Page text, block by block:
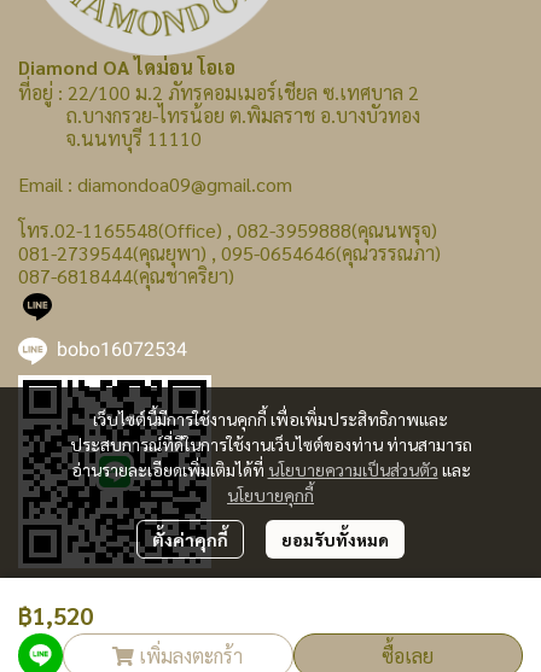
฿1,520
เพิ่มลงตะกร้า ซื้อเลย
เว็บไซต์นี้มีการใช้งานคุกกี้ เพื่อเพิ่มประสิทธิภาพและ
ประสบการณ์ที่ดีในการใช้งานเว็บไซต์ของท่าน ท่านสามารถ
อ่านรายละเอียดเพิ่มเติมได้ที่ นโยบายความเป็นส่วนตัว และ
นโยบายคุกกี้
ตั้งค่าคุกกี้ ยอมรับทั้งหมด
Diamond OA ไดม่อน โอเอ
ที่อยู่ : 22/100 ม.2 ภัทรคอมเมอร์เชียล ซ.เทศบาล 2
ถ.บางกรวย-ไทรน้อย ต.พิมลราช อ.บางบัวทอง
จ.นนทบุรี 11110
Email : diamondoa09@gmail.com
โทร.02-1165548(Office) , 082-3959888(คุณนพรุจ)
081-2739544(คุณยุพา) , 095-0654646(คุณวรรณภา)
087-6818444(คุณชาคริยา)
bobo16072534
ผู้เข้าชมทั้งหมด236,519